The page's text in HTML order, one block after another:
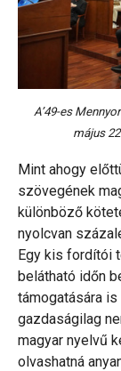
A’49-es
május
Mint ahogy
szövegének
különböző
nyolcvan
Egy kis fordítói
belátható időn
támogatására
gazdaságilag
magyar nyelvű
olvashatná